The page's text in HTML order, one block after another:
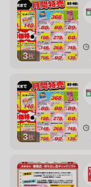
3枚
3枚